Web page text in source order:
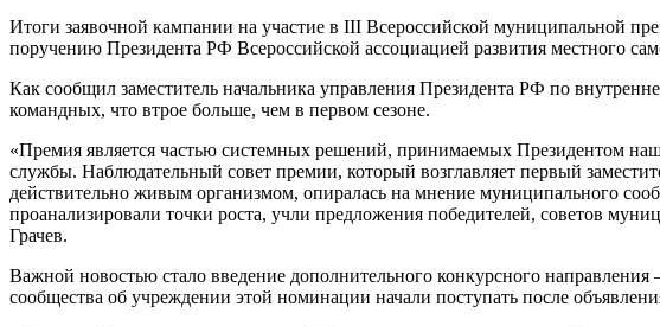
Итоги заявочной кампании на участие в III Всероссийской муниципальной
поручению Президента РФ Всероссийской ассоциацией развития местного
Как сообщил заместитель начальника управления Президента РФ по
командных, что втрое больше, чем в первом сезоне.
«Премия является частью системных решений, принимаемых Президентом
службы. Наблюдательный совет премии, который возглавляет первый
действительно живым организмом, опиралась на мнение муниципального
проанализировали точки роста, учли предложения победителей, советов
Грачев.
Важной новостью стало введение дополнительного конкурсного
сообщества об учреждении этой номинации начали поступать после